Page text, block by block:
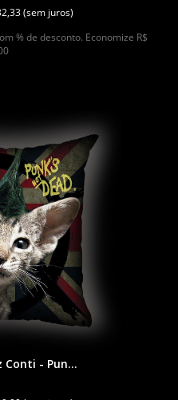
(sem juros)
% de desconto. Economize R$
- Pun...